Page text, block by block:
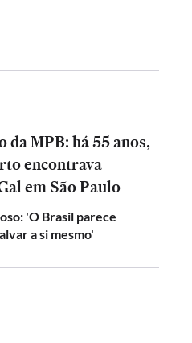
da MPB: há 55 anos,
encontrava
em São Paulo
'O Brasil parece
a si mesmo'